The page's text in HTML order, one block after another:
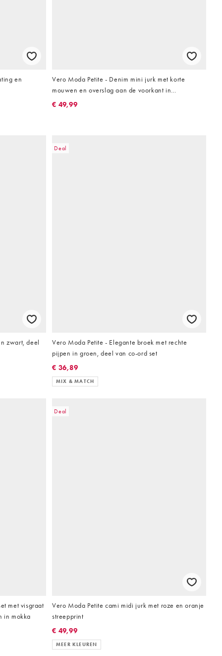
en
Vero Moda Petite - Denim mini jurk met korte
mouwen en overslag aan de voorkant in
lichtblauwe wassing
€ 49,99
zwart, deel
Deal
Vero Moda Petite - Elegante broek met rechte
pijpen in groen, deel van co-ord set
€ 36,89
MIX & MATCH
met visgraat
in mokka
Deal
Vero Moda Petite cami midi jurk met roze en oranje
streepprint
€ 49,99
MEER KLEUREN